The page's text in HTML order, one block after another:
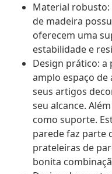
Material robusto:
de madeira
oferecem uma
estabilidade e
Design prático:
amplo espaço
seus artigos
seu alcance.
como suporte.
parede faz parte
prateleiras de
bonita